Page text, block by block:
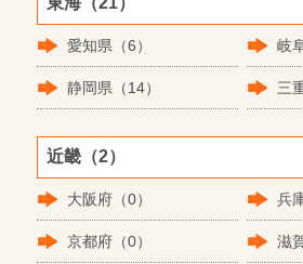
愛知県（6） 岐
静岡県（14） 三
近畿（2）
大阪府（0） 兵
京都府（0） 滋